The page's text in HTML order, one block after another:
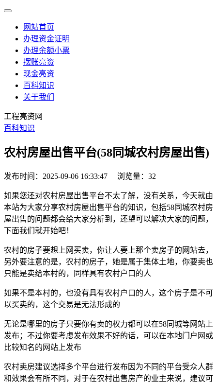
网站首页
办理资金证明
办理余额小票
摆账亮资
现金亮资
百科知识
关于我们
工程亮资网
百科知识
农村房屋出售平台(58同城农村房屋出售)
发布时间：2025-09-06 16:33:47 浏览量：32
如果您还对农村房屋出售平台不太了解，没有关系，今天就由
本站为大家分享农村房屋出售平台的知识，包括58同城农村房
屋出售的问题都会给大家分析到，还望可以解决大家的问题，
下面我们就开始吧！
农村的房子要想上网买卖，你让人要上那个卖房子的网站去，
另外要注意的是，农村的房子，她是属于集体土地，你要卖也
只能是卖给本村的，同样具有农村户口的人
如果不是本村的，也没有具有农村户口的人，这个房子是不可
以买卖的，这个交易是无法形成的
无论是哪里的房子只要你有卖的权力都可以在58同城等网站上
发布；不过你要考虑发布效果不好的话，可以在本地门户网或
比较知名的网站上发布
农村卖房建议选择多个平台进行发布因为不同的平台受众人群
和效果会有所不同，对于在农村出售房产的业主来说，建议可